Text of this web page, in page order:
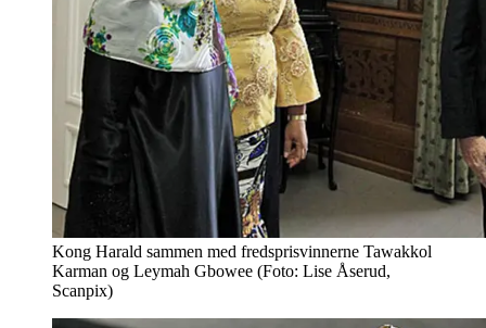
Kong Harald sammen med fredsprisvinnerne Tawakkol
Karman og Leymah Gbowee (Foto: Lise Åserud,
Scanpix)